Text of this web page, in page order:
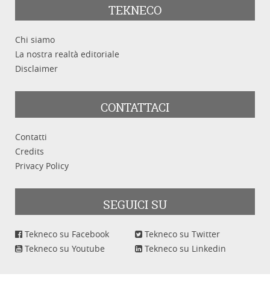
TEKNECO
Chi siamo
La nostra realtà editoriale
Disclaimer
CONTATTACI
Contatti
Credits
Privacy Policy
SEGUICI SU
Tekneco su Facebook
Tekneco su Twitter
Tekneco su Youtube
Tekneco su Linkedin